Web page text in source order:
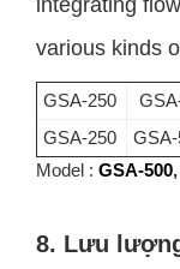
integrating
various kinds
GSA-250
GSA-250
Model : GSA-500,
8. Lưu